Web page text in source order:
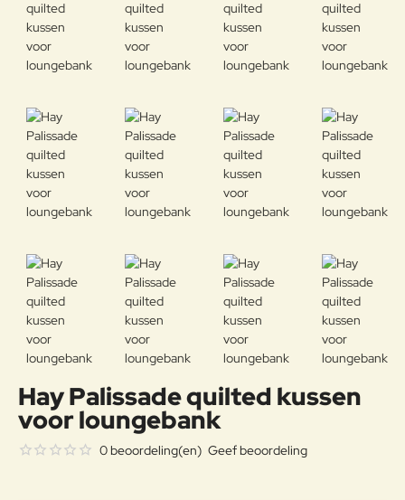
Hay Palissade quilted kussen
voor loungebank
0 beoordeling(en) Geef beoordeling